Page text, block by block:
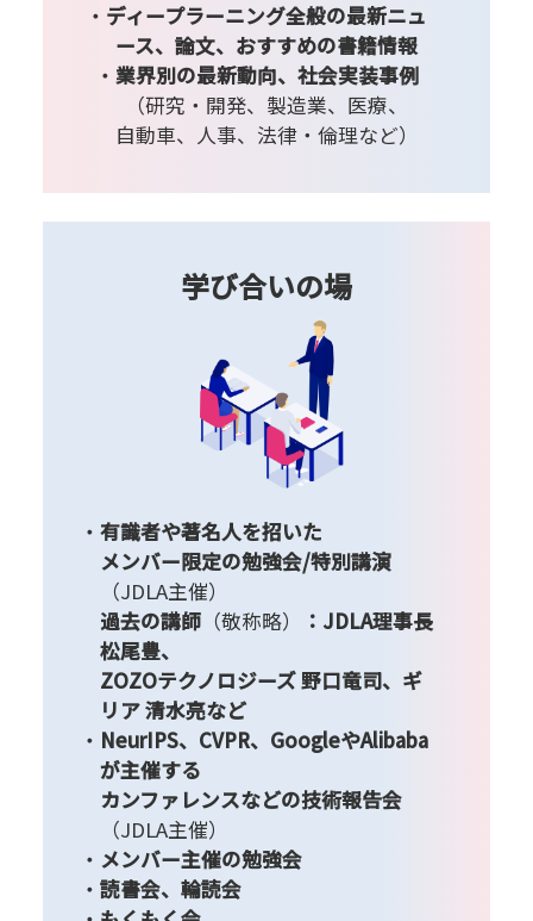
ディープラーニング全般の最新ニュ
ース、論文、おすすめの書籍情報
業界別の最新動向、社会実装事例
（研究・開発、製造業、医療、
自動車、人事、法律・倫理など）
学び合いの場
有識者や著名人を招いた
メンバー限定の勉強会/特別講演
（JDLA主催）
過去の講師（敬称略）
：JDLA理事長
松尾豊、
ZOZOテクノロジーズ 野口竜司、ギ
リア 清水亮など
NeurIPS、CVPR、GoogleやAlibaba
が主催する
カンファレンスなどの技術報告会
（JDLA主催）
メンバー主催の勉強会
読書会、輪読会